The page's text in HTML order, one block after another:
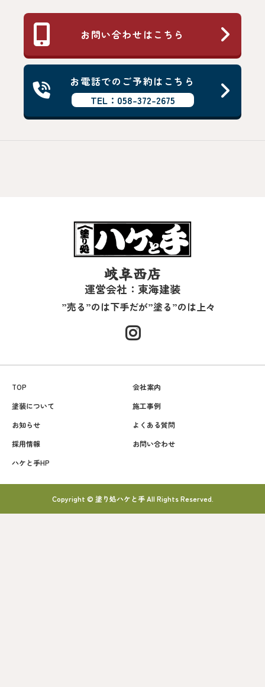
お問い合わせはこちら
お電話でのご予約はこちら
TEL：058-372-2675
岐阜西店
運営会社：東海建装
”売る”のは下手だが”塗る”のは上々
TOP
会社案内
塗装について
施工事例
お知らせ
よくある質問
採用情報
お問い合わせ
ハケと手HP
Copyright © 塗り処ハケと手 All Rights Reserved.